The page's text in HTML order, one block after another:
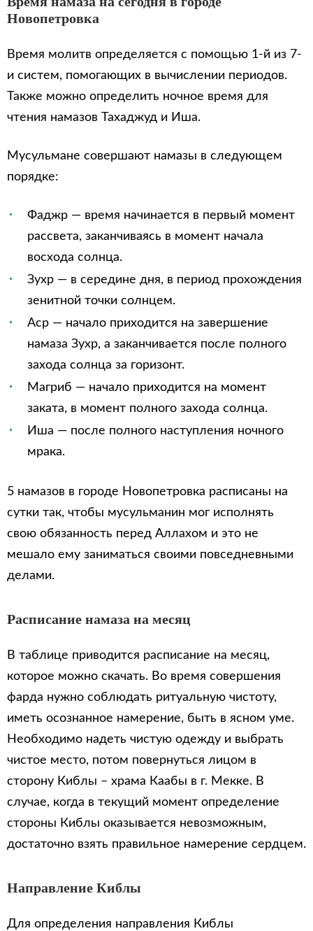
Новопетровка
Время молитв определяется с помощью 1-й из 7-
и систем, помогающих в вычислении периодов.
Также можно определить ночное время для
чтения намазов Тахаджуд и Иша.
Мусульмане совершают намазы в следующем
порядке:
Фаджр — время начинается в первый момент
рассвета, заканчиваясь в момент начала
восхода солнца.
Зухр — в середине дня, в период прохождения
зенитной точки солнцем.
Аср — начало приходится на завершение
намаза Зухр, а заканчивается после полного
захода солнца за горизонт.
Магриб — начало приходится на момент
заката, в момент полного захода солнца.
Иша — после полного наступления ночного
мрака.
5 намазов в городе Новопетровка расписаны на
сутки так, чтобы мусульманин мог исполнять
свою обязанность перед Аллахом и это не
мешало ему заниматься своими повседневными
делами.
Расписание намаза на месяц
В таблице приводится расписание на месяц,
которое можно скачать. Во время совершения
фарда нужно соблюдать ритуальную чистоту,
иметь осознанное намерение, быть в ясном уме.
Необходимо надеть чистую одежду и выбрать
чистое место, потом повернуться лицом в
сторону Киблы – храма Каабы в г. Мекке. В
случае, когда в текущий момент определение
стороны Киблы оказывается невозможным,
достаточно взять правильное намерение сердцем.
Направление Киблы
Для определения направления Киблы